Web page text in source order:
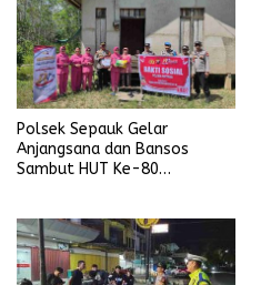
Polsek Sepauk Gelar
Anjangsana dan Bansos
Sambut HUT Ke-80